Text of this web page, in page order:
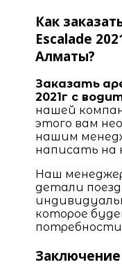
Как
Escalade
Алматы?
Заказать
2021г с
нашей
этого вам
нашим
написать на
Наш
детали
которое
Заключение